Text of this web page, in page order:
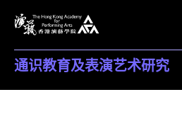
通识教育及表演艺术研究